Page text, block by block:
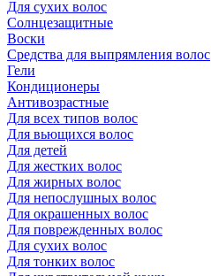
Для сухих волос
Солнцезащитные
Воски
Средства для выпрямления волос
Гели
Кондиционеры
Антивозрастные
Для всех типов волос
Для вьющихся волос
Для детей
Для жестких волос
Для жирных волос
Для непослушных волос
Для окрашенных волос
Для поврежденных волос
Для сухих волос
Для тонких волос